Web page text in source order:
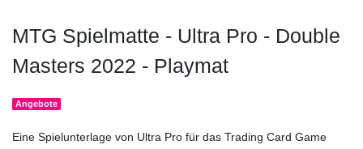
MTG Spielmatte - Ultra Pro - Double
Masters 2022 - Playmat
Angebote
Eine Spielunterlage von Ultra Pro für das Trading Card Game